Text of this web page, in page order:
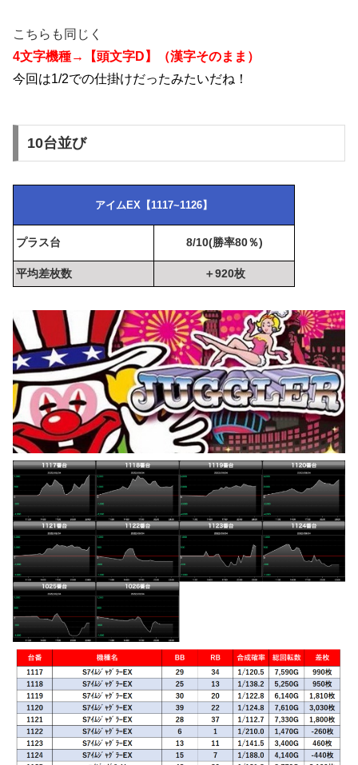
こちらも同じく
4文字機種→【頭文字D】（漢字そのまま）
今回は1/2での仕掛けだったみたいだね！
10台並び
アイムEX【1117~1126】
プラス台 8/10(勝率80％)
平均差枚数 ＋920枚